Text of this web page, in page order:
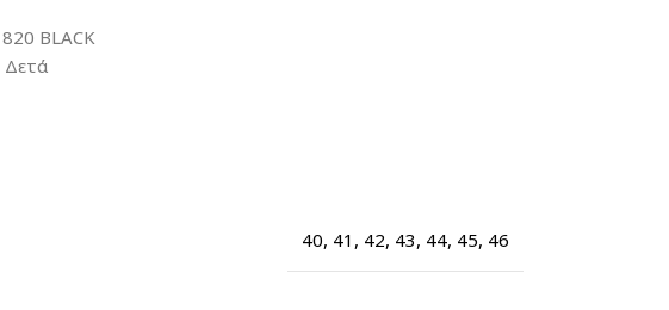
820 BLACK
Δετά
40, 41 , 42, 43, 44, 45, 46